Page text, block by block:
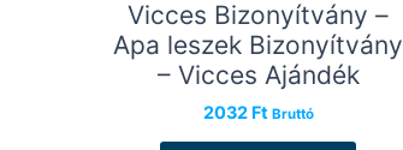
Vicces Bizonyítvány –
Apa leszek Bizonyítvány
– Vicces Ajándék
2032 Ft Bruttó